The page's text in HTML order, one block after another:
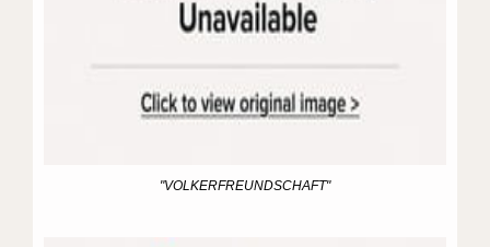
"VOLKERFREUNDSCHAFT"